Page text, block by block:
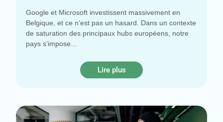
Google et Microsoft investissent massivement en
Belgique, et ce n’est pas un hasard. Dans un contexte
de saturation des principaux hubs européens, notre
pays s’impose
Lire plus